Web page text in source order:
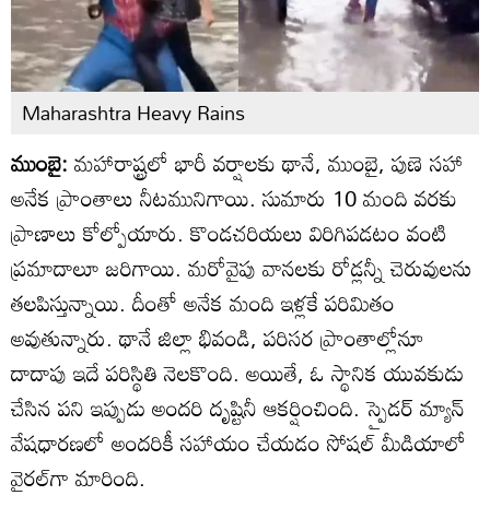
Maharashtra Heavy Rains
ముంబై:మహారాష్ట్రలో భారీ వర్షాలకు థానే, ముంబై, పుణె సహా
అనేక ప్రాంతాలు నీటమునిగాయి. సుమారు 10 మంది వరకు
ప్రాణాలు కోల్పోయారు. కొండచరియలు విరిగిపడటం వంటి
ప్రమాదాలూ జరిగాయి. మరోవైపు వానలకు రోడ్లన్నీ చెరువులను
తలపిస్తున్నాయి. దీంతో అనేక మంది ఇళ్లకే పరిమితం
అవుతున్నారు. థానే జిల్లా భివండి, పరిసర ప్రాంతాల్లోనూ
దాదాపు ఇదే పరిస్థితి నెలకొంది. అయితే, ఓ స్థానిక యువకుడు
చేసిన పని ఇప్పుడు అందరి దృష్టినీ ఆకర్షించింది. స్పైడర్ మ్యాన్
వేషధారణలో అందరికీ సహాయం చేయడం సోషల్ మీడియాలో
వైరల్‌గా మారింది.